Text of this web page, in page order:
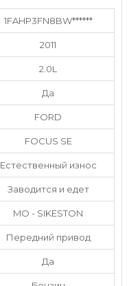
1FAHP3FN8BW******
2011
2.0L
Да
FORD
FOCUS SE
Естественный износ
Заводится и едет
MO - SIKESTON
Передний привод
Да